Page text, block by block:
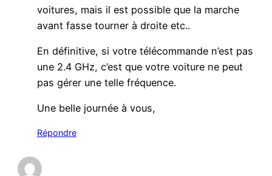
voitures, mais il est possible que la marche
avant fasse tourner à droite etc..
En définitive, si votre télécommande n’est pas
une 2.4 GHz, c’est que votre voiture ne peut
pas gérer une telle fréquence.
Une belle journée à vous,
Répondre